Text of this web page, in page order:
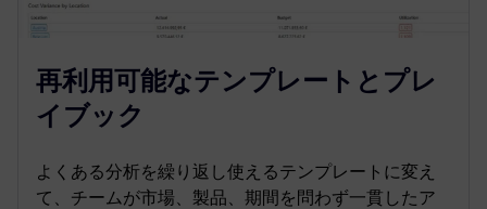
再利用可能なテンプレートとプレ
イブック
よくある分析を繰り返し使えるテンプレートに変え
て、チームが市場、製品、期間を問わず一貫したア